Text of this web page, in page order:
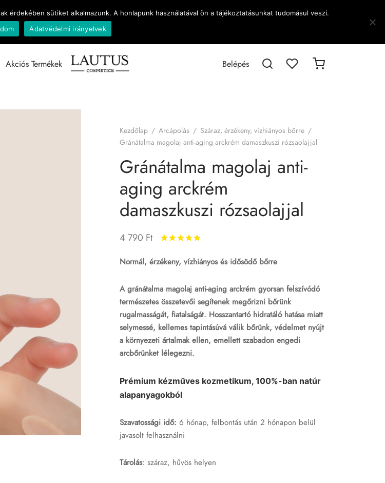
16 000 Forint vásárlás felett
Akciós Termékek Belépés
Kezdőlap / Arcápolás / Száraz, érzékeny, vízhiányos bőrre /
Gránátalma magolaj anti-aging arckrém damaszkuszi rózsaolajjal
Gránátalma magolaj anti-
aging arckrém
damaszkuszi rózsaolajjal
4 790 Ft
Normál, érzékeny, vízhiányos és idősödő bőrre
A gránátalma magolaj anti-aging arckrém gyorsan felszívódó
természetes összetevői segítenek megőrizni bőrünk
rugalmasságát, fiatalságát. Hosszantartó hidratáló hatása miatt
selymessé, kellemes tapintásúvá válik bőrünk, védelmet nyújt
a környezeti ártalmak ellen, emellett szabadon engedi
arcbőrünket lélegezni.
Prémium kézműves kozmetikum, 100%-ban natúr
alapanyagokból
Szavatossági idő: 6 hónap, felbontás után 2 hónapon belül
javasolt felhasználni
Tárolás: száraz, hűvös helyen
érdekében sütiket alkalmazunk. A honlapunk használatával ön a tájékoztatásunkat tudomásul veszi.
Adatvédelmi irányelvek